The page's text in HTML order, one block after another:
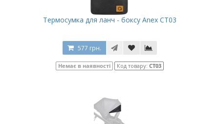
Термосумка для ланч - боксу Anex CT03
577 грн.
Немає в наявності Код товару: CT03